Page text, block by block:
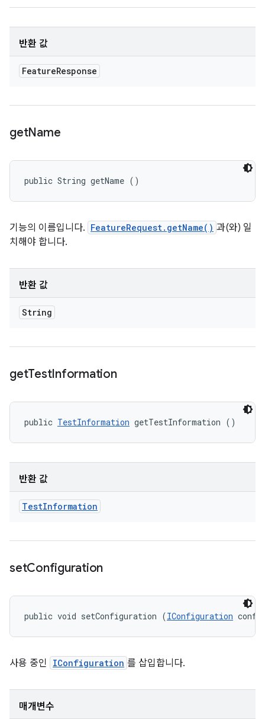
반환 값
FeatureResponse
getName
public String getName ()
기능의 이름입니다. FeatureRequest.getName() 과(와) 일
치해야 합니다.
반환 값
String
getTestInformation
public TestInformation getTestInformation ()
반환 값
TestInformation
setConfiguration
public void setConfiguration (IConfiguration
사용 중인 IConfiguration 를 삽입합니다.
매개변수